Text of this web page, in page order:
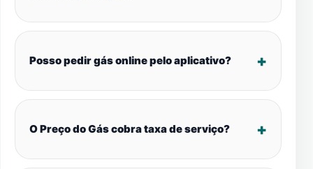
Posso pedir gás online pelo aplicativo?
O Preço do Gás cobra taxa de serviço?